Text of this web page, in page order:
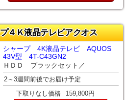
４Ｋ液晶テレビアクオス
シャープ 4K液晶テレビ AQUOS
43V型 4T-C43GN2
ＨＤＤ ブラックセット／
2～3週間前後でお届け予定
下取りなし価格 159,800円